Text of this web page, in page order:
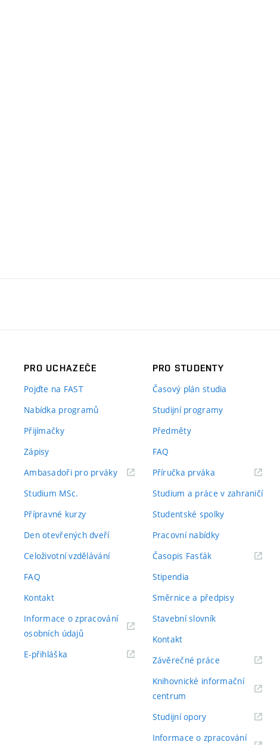
PRO UCHAZEČE
Pojďte na FAST
Nabídka programů
Přijímačky
Zápisy
Ambasadoři pro prváky(externí
Studium MSc.
Přípravné kurzy
Den otevřených dveří
Celoživotní vzdělávání
FAQ
Kontakt
Informace o zpracování
osobních údajů(externí
E-přihláška
PRO STUDENTY
Časový plán studia
Studijní programy
Předměty
FAQ
Příručka prváka(externí
Studium a práce v zahraničí
Studentské spolky
Pracovní nabídky
Časopis Fasťák(externí
Stipendia
Směrnice a předpisy
Stavební slovník
Kontakt
Závěrečné práce(externí
Knihovnické informační
centrum
Studijní opory(externí
Informace o zpracování